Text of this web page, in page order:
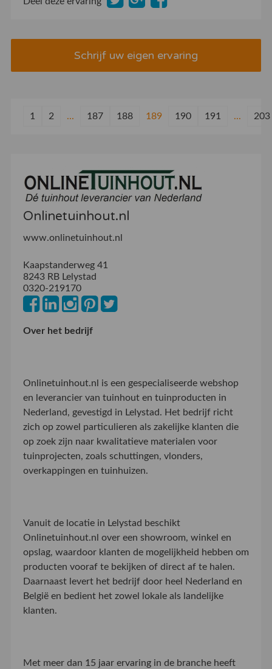
Schrijf uw eigen ervaring
1 2 ... 187 188 189 190 191 ... 203
Onlinetuinhout.nl
www.onlinetuinhout.nl
Kaapstanderweg 41
8243 RB Lelystad
0320-219170
Over het bedrijf
Onlinetuinhout.nl is een gespecialiseerde webshop
en leverancier van tuinhout en tuinproducten in
Nederland, gevestigd in Lelystad. Het bedrijf richt
zich op zowel particulieren als zakelijke klanten die
op zoek zijn naar kwalitatieve materialen voor
tuinprojecten, zoals schuttingen, vlonders,
overkappingen en tuinhuizen.
Vanuit de locatie in Lelystad beschikt
Onlinetuinhout.nl over een showroom, winkel en
opslag, waardoor klanten de mogelijkheid hebben om
producten vooraf te bekijken of direct af te halen.
Daarnaast levert het bedrijf door heel Nederland en
België en bedient het zowel lokale als landelijke
klanten.
Met meer dan 15 jaar ervaring in de branche heeft